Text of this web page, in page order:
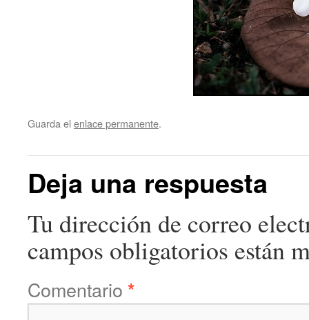
Guarda el enlace permanente.
Deja una respuesta
Tu dirección de correo
campos obligatorios están
Comentario *